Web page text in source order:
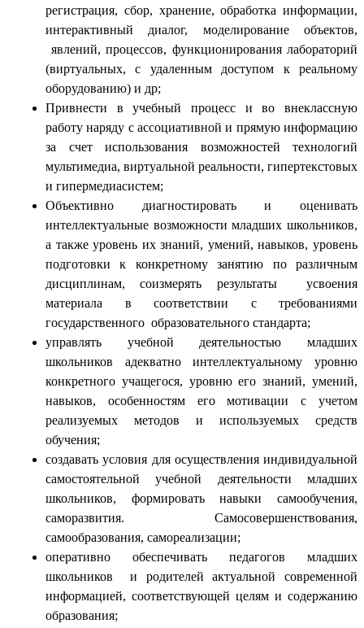
регистрация, сбор, хранение, обработка информации,
интерактивный диалог, моделирование объектов,
явлений, процессов, функционирования лабораторий
(виртуальных, с удаленным доступом к реальному
оборудованию) и др;
Привнести в учебный процесс и во внеклассную
работу наряду с ассоциативной и прямую информацию
за счет использования возможностей технологий
мультимедиа, виртуальной реальности, гипертекстовых
и гипермедиасистем;
Объективно диагностировать и оценивать
интеллектуальные возможности младших школьников,
а также уровень их знаний, умений, навыков, уровень
подготовки к конкретному занятию по различным
дисциплинам, соизмерять результаты усвоения
материала в соответствии с требованиями
государственного образовательного стандарта;
управлять учебной деятельностью младших
школьников адекватно интеллектуальному уровню
конкретного учащегося, уровню его знаний, умений,
навыков, особенностям его мотивации с учетом
реализуемых методов и используемых средств
обучения;
создавать условия для осуществления индивидуальной
самостоятельной учебной деятельности младших
школьников, формировать навыки самообучения,
саморазвития. Самосовершенствования,
самообразования, самореализации;
оперативно обеспечивать педагогов младших
школьников и родителей актуальной современной
информацией, соответствующей целям и содержанию
образования;